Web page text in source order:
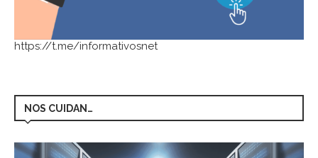
https://t.me/informativosnet
NOS CUIDAN…